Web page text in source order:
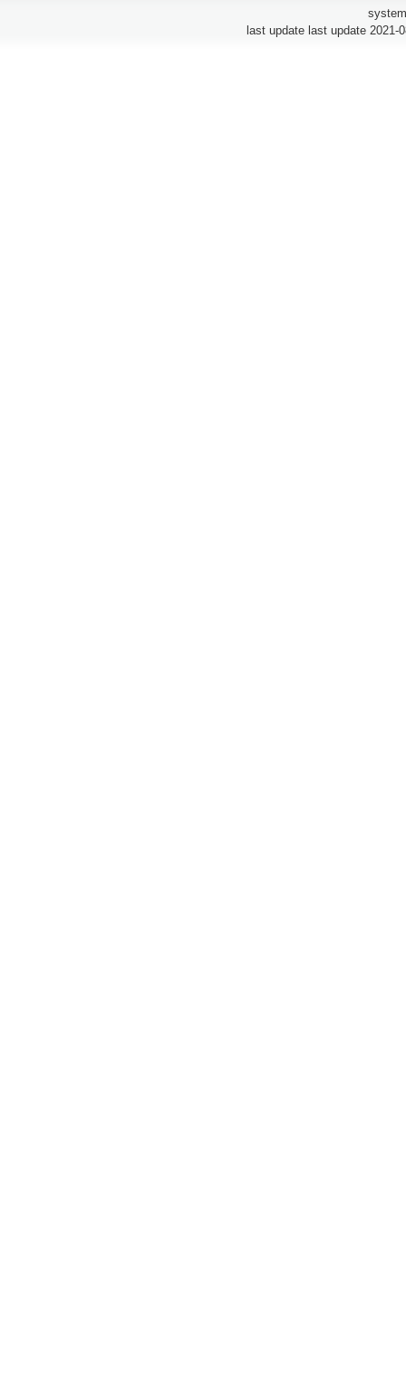
last update last update 2021-